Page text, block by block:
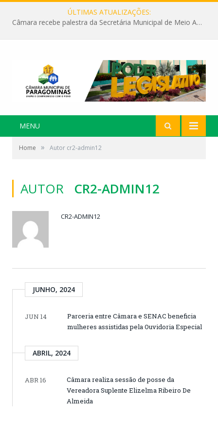
ÚLTIMAS ATUALIZAÇÕES:
Câmara recebe palestra da Secretária Municipal de Meio Ambiente sobre as ações da “SEMANA DO MEIO AMBIENTE”
MENU
Home » Autor cr2-admin12
AUTOR CR2-ADMIN12
CR2-ADMIN12
JUNHO, 2024
JUN 14
Parceria entre Câmara e SENAC beneficia
mulheres assistidas pela Ouvidoria Especial
ABRIL, 2024
ABR 16
Câmara realiza sessão de posse da
Vereadora Suplente Elizelma Ribeiro De
Almeida